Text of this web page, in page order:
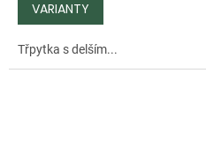
Třpytka s delším...